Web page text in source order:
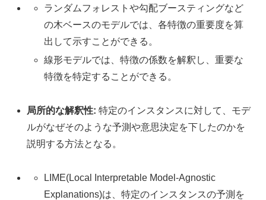
ランダムフォレストや勾配ブースティングなど
の木ベースのモデルでは、各特徴の重要度を算
出して示すことができる。
線形モデルでは、特徴の係数を解釈し、重要な
特徴を特定することができる。
局所的な解釈性: 特定のインスタンスに対して、モデ
ルがなぜそのような予測や意思決定を下したのかを
説明する方法となる。
LIME(Local Interpretable Model-Agnostic
Explanations)は、特定のインスタンスの予測を